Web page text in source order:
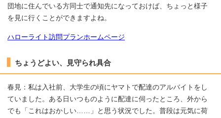
団地に住んでいる方同士で通知先になっておけば、ちょっと様子
を見に行くことができますよね。
ハローライト訪問プランホームページ
ちょうどよい、見守られ具合
春見：私は入社前、大学生の頃にヤマトで配達のアルバイトをし
ていました。ある日いつものように配達に伺ったところ、外から
でも「これはおかしい……」と思う状況でした。普段は元気に荷